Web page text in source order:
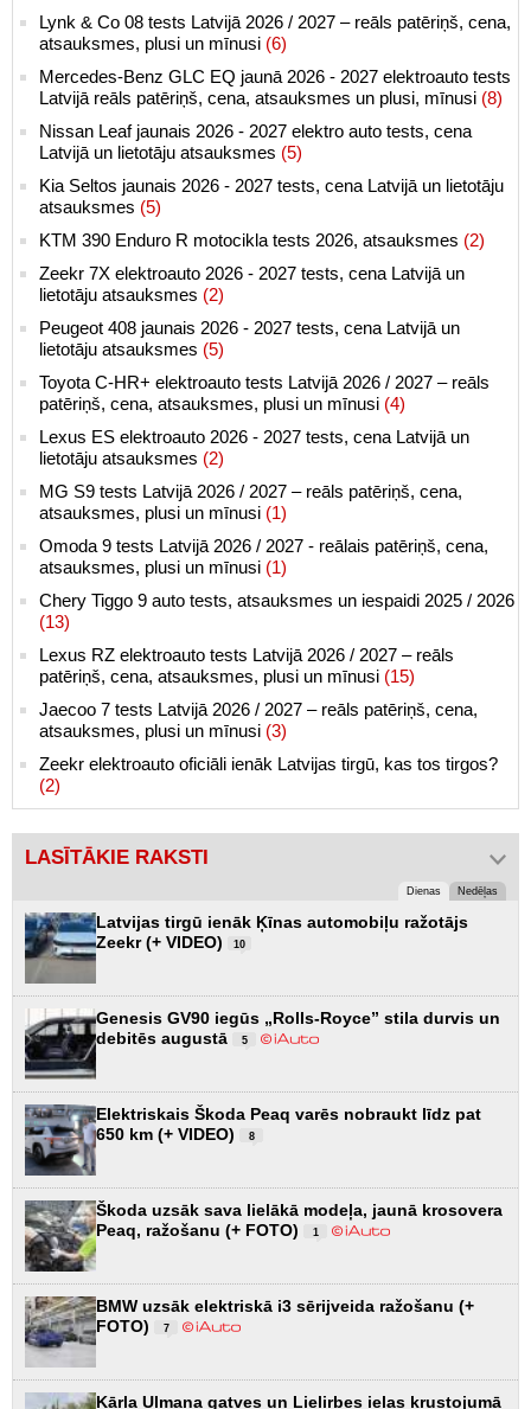
Lynk & Co 08 tests Latvijā 2026 / 2027 – reāls patēriņš, cena,
atsauksmes, plusi un mīnusi (6)
Mercedes-Benz GLC EQ jaunā 2026 - 2027 elektroauto tests
Latvijā reāls patēriņš, cena, atsauksmes un plusi, mīnusi (8)
Nissan Leaf jaunais 2026 - 2027 elektro auto tests, cena
Latvijā un lietotāju atsauksmes (5)
Kia Seltos jaunais 2026 - 2027 tests, cena Latvijā un lietotāju
atsauksmes (5)
KTM 390 Enduro R motocikla tests 2026, atsauksmes (2)
Zeekr 7X elektroauto 2026 - 2027 tests, cena Latvijā un
lietotāju atsauksmes (2)
Peugeot 408 jaunais 2026 - 2027 tests, cena Latvijā un
lietotāju atsauksmes (5)
Toyota C-HR+ elektroauto tests Latvijā 2026 / 2027 – reāls
patēriņš, cena, atsauksmes, plusi un mīnusi (4)
Lexus ES elektroauto 2026 - 2027 tests, cena Latvijā un
lietotāju atsauksmes (2)
MG S9 tests Latvijā 2026 / 2027 – reāls patēriņš, cena,
atsauksmes, plusi un mīnusi (1)
Omoda 9 tests Latvijā 2026 / 2027 - reālais patēriņš, cena,
atsauksmes, plusi un mīnusi (1)
Chery Tiggo 9 auto tests, atsauksmes un iespaidi 2025 / 2026
(13)
Lexus RZ elektroauto tests Latvijā 2026 / 2027 – reāls
patēriņš, cena, atsauksmes, plusi un mīnusi (15)
Jaecoo 7 tests Latvijā 2026 / 2027 – reāls patēriņš, cena,
atsauksmes, plusi un mīnusi (3)
Zeekr elektroauto oficiāli ienāk Latvijas tirgū, kas tos tirgos?
(2)
LASĪTĀKIE RAKSTI
Dienas Nedēļas
Latvijas tirgū ienāk Ķīnas automobiļu ražotājs
Zeekr (+ VIDEO)
10
Genesis GV90 iegūs „Rolls-Royce” stila durvis un
debitēs augustā
5
Elektriskais Škoda Peaq varēs nobraukt līdz pat
650 km (+ VIDEO)
8
Škoda uzsāk sava lielākā modeļa, jaunā krosovera
Peaq, ražošanu (+ FOTO)
1
BMW uzsāk elektriskā i3 sērijveida ražošanu (+
FOTO)
7
Kārļa Ulmaņa gatves un Lielirbes ielas krustojumā